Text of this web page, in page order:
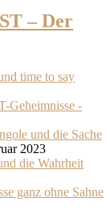
– Der
time to say
Geheimnisse -
und die Sache
2023
die Wahrheit
ganz ohne Sahne